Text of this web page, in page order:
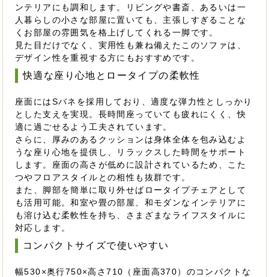
ンテリアにも調和します。リビングや書斎、あるいは一
人暮らしの小さな部屋に置いても、主張しすぎることな
くお部屋の雰囲気を格上げしてくれる一脚です。
見た目だけでなく、実用性も兼ね備えたこのソファは、
デザイン性を重視する方にもおすすめです。
快適な座り心地とロータイプの柔軟性
座面にはSバネを採用しており、適度な弾力性としっかり
とした支えを実現。長時間座っていても疲れにくく、快
適に過ごせるよう工夫されています。
さらに、厚みのあるクッションは身体全体を包み込むよ
うな座り心地を提供し、リラックスした時間をサポート
します。座面の高さが低めに設計されているため、こた
つやフロアスタイルとの相性も抜群です。
また、脚部を簡単に取り外せばロータイプチェアとして
も活用可能。和室や畳の部屋、和モダンなインテリアに
も溶け込む柔軟性を持ち、さまざまなライフスタイルに
対応します。
コンパクトサイズで使いやすい
幅530×奥行750×高さ710（座面高370）のコンパクトな